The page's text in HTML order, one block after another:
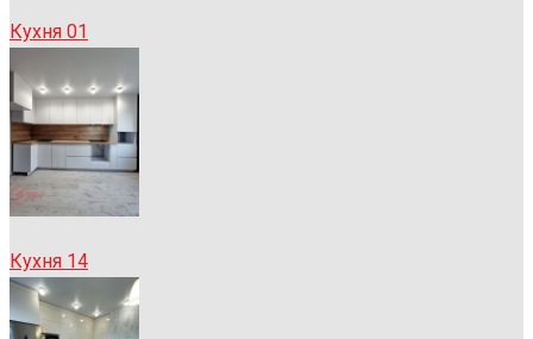
Кухня 01
Кухня 14